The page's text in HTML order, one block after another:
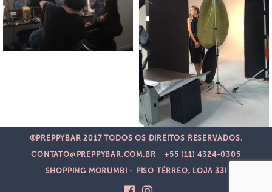
®PREPPYBAR 2017 TODOS OS DIREITOS RESERVADOS.
CONTATO@PREPPYBAR.COM.BR
+55 (11) 4324-0305
SHOPPING MORUMBI - PISO TÉRREO, LOJA 33I